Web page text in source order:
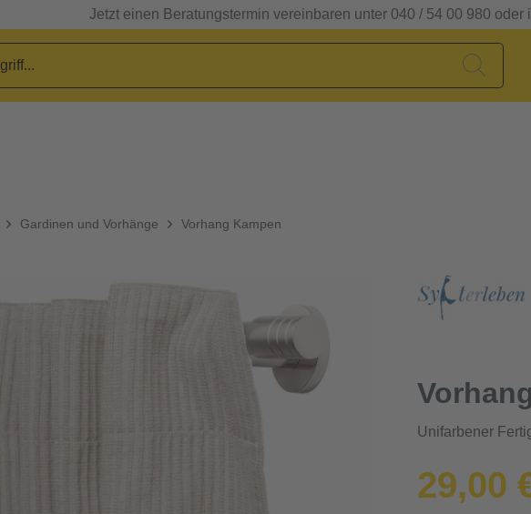
Jetzt einen Beratungstermin vereinbaren unter 040 / 54 00 980 oder
Gardinen und Vorhänge Vorhang Kampen
Unifarbener
29,00